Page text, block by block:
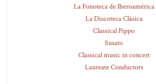
La Fonoteca de Iberoamérica
La Discoteca Clásica
Classical Pippo
Susato
Classical music in concert
Laureate Conductors